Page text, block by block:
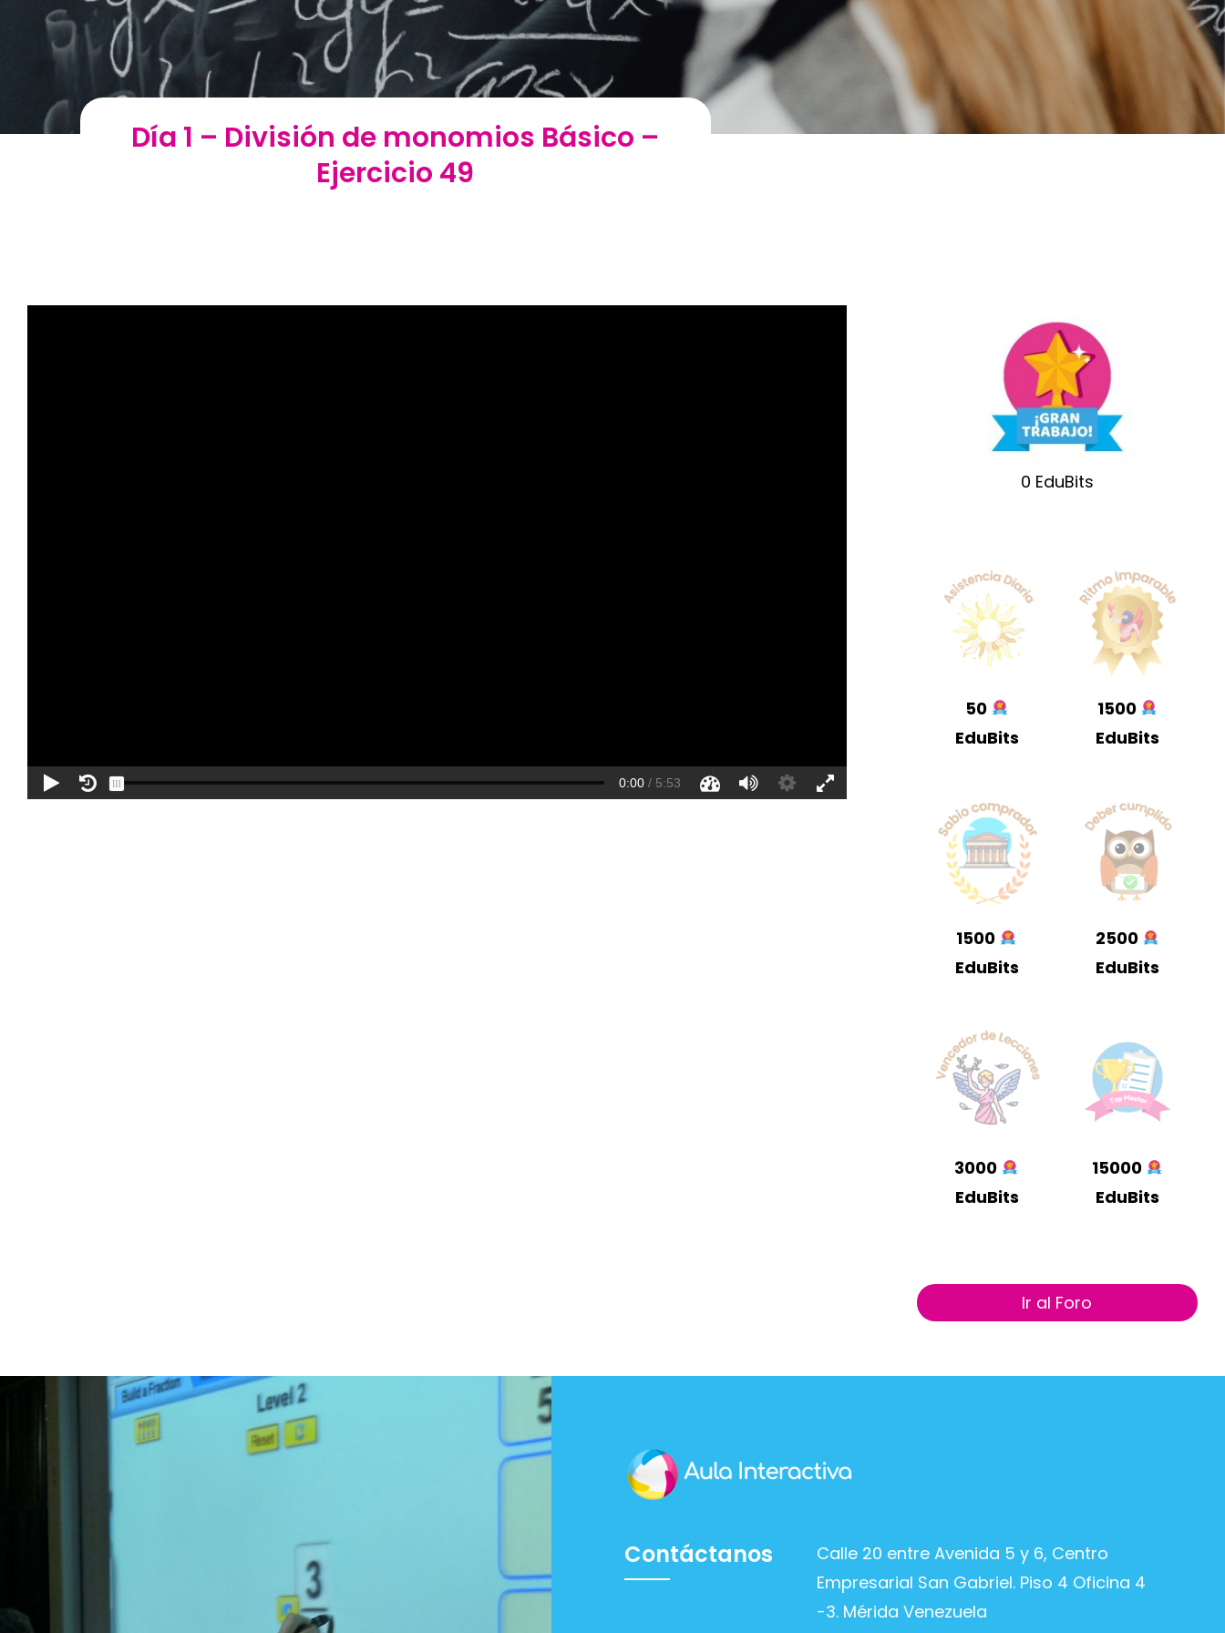
Día 1 – División de monomios Básico –
Ejercicio 49
0 EduBits
50
EduBits
1500
EduBits
1500
EduBits
2500
EduBits
3000
EduBits
15000
EduBits
Ir al Foro
Contáctanos
Calle 20 entre Avenida 5 y 6, Centro
Empresarial San Gabriel. Piso 4 Oficina 4
-3. Mérida Venezuela